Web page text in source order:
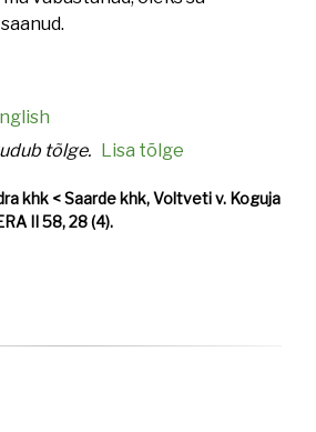
tõlge. Lisa tõlge
khk < Saarde khk, Voltveti v. Koguja
II 58, 28 (4).